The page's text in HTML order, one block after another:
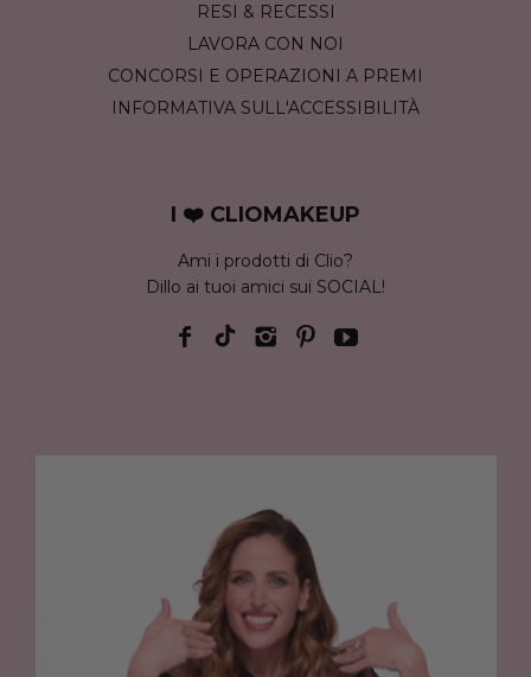
RESI & RECESSI
LAVORA CON NOI
CONCORSI E OPERAZIONI A PREMI
INFORMATIVA SULL'ACCESSIBILITÀ
I ❤️ CLIOMAKEUP
Ami i prodotti di Clio?
Dillo ai tuoi amici sui SOCIAL!